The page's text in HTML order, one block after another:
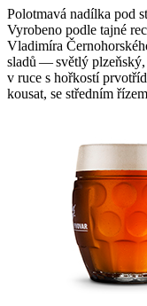
Polotmavá nadílka pod
Vyrobeno podle tajné
Vladimíra
sladů — světlý
v ruce s hořkostí
kousat, se středním